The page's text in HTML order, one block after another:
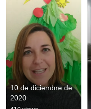
10 de diciembre de
2020